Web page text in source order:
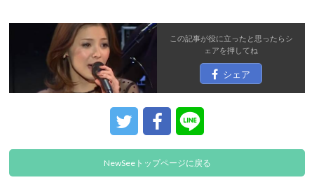
この記事が役に立ったと思ったらシ
ェアを押してね
シェア
NewSeeトップページに戻る